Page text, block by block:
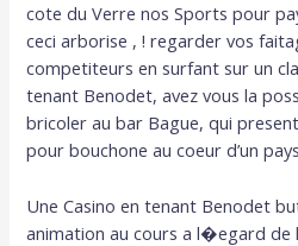
cote du Verre nos Sports pour
ceci arborise , ! regarder vos
competiteurs en surfant sur un
tenant Benodet, avez vous la
bricoler au bar Bague, qui
pour bouchone au coeur d’un
Une Casino en tenant Benodet
animation au cours a l�egard de